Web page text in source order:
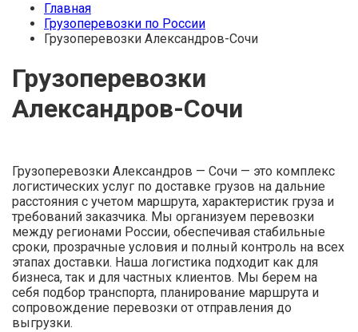
Главная
Грузоперевозки по России
Грузоперевозки Александров-Сочи
Грузоперевозки
Александров-Сочи
Грузоперевозки Александров — Сочи — это комплекс
логистических услуг по доставке грузов на дальние
расстояния с учетом маршрута, характеристик груза и
требований заказчика. Мы организуем перевозки
между регионами России, обеспечивая стабильные
сроки, прозрачные условия и полный контроль на всех
этапах доставки. Наша логистика подходит как для
бизнеса, так и для частных клиентов. Мы берем на
себя подбор транспорта, планирование маршрута и
сопровождение перевозки от отправления до
выгрузки.